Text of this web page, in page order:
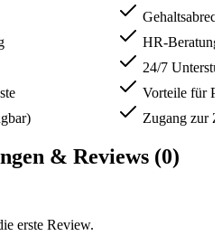
HR-Beratung
24/7
Vorteile für
Zugang zur
& Reviews (0)
erste Review.